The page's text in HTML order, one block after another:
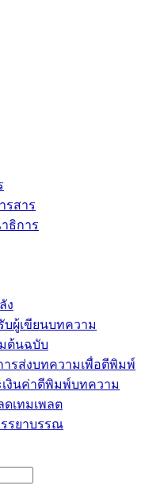
รสาร
ธิการ
ง
ผู้เขียนบทความ
ต้นฉบับ
ารส่งบทความเพื่อตีพิมพ์
เงินค่าตีพิมพ์บทความ
เทมเพลต
รยาบรรณ